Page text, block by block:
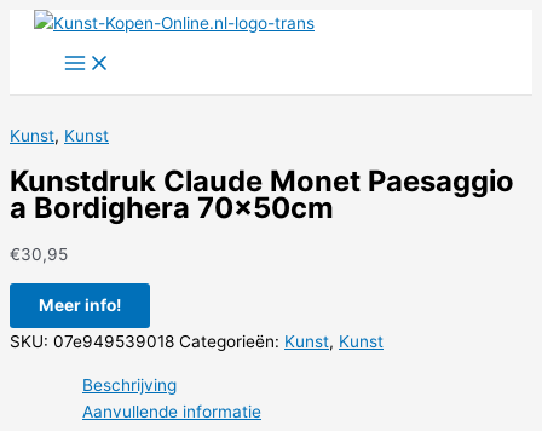
Kunst, Kunst
Kunstdruk Claude Monet Paesaggio
a Bordighera 70x50cm
€30,95
Meer info!
SKU: 07e949539018 Categorieën: Kunst, Kunst
Beschrijving
Aanvullende informatie